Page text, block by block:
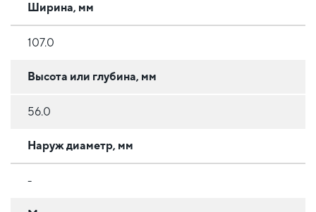
Ширина, мм
107.0
Высота или глубина, мм
56.0
Наруж диаметр, мм
-